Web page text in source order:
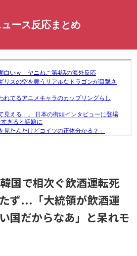
ース反応まとめ
国で相次ぐ飲酒運転死
ず...「大統領が飲酒運
国だからなあ」と呆れモ